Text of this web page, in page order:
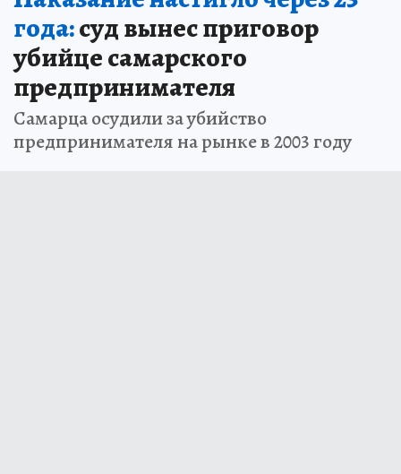
года:суд вынес приговор
убийце самарского
предпринимателя
Самарца осудили за убийство
предпринимателя на рынке в 2003 году